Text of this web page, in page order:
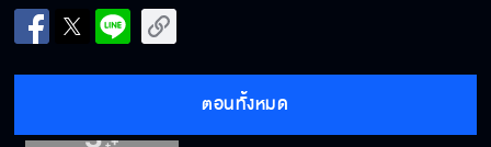
ตอนทั้งหมด
เกมรักทรยศ EP.5